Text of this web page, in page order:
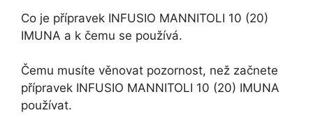
Co je přípravek INFUSIO MANNITOLI 10 (20)
IMUNA a k čemu se používá.
Čemu musíte věnovat pozornost, než začnete
přípravek INFUSIO MANNITOLI 10 (20) IMUNA
používat.